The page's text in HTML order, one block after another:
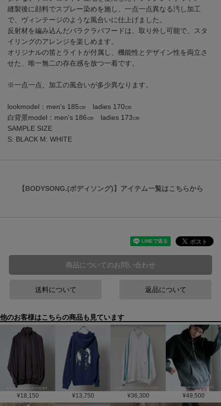
縫製後に顔料でスプレー染めを施し、一点一点異なる汚し加工
で、ヴィンテージのような風合いに仕上げました。
反射材を編み込んだバラクラバフードは、取り外し可能で、スタ
イリングのアレンジを楽しめます。
オリジナルの笛とライトが付属し、機能性とデザイン性を両立さ
せた、唯一無二の存在感を放つ一着です。
※一点一点、加工の風合いが多少異なります。
lookmodel：men's 185㎝ ladies 170㎝
白背景model：men's 186㎝ ladies 173㎝
SAMPLE SIZE
S: BLACK M: WHITE
【BODYSONG.(ボディソング)】アイテム一覧はこちらから
商品についてのお問い合わせ
送料について 返品について
他のお客様はこちらの商品も見ています
¥18,150 ¥13,750 ¥36,300 ¥49,500